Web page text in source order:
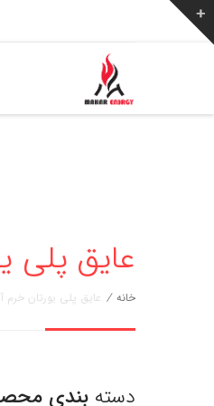
عایق پلی
خانه / عایق پلی یورتان خرم
دسته بندی